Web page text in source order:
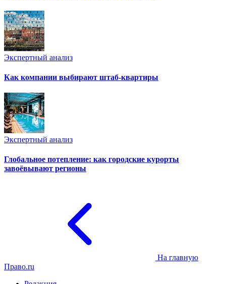
Экспертный анализ
Как компании выбирают штаб-квартиры
Экспертный анализ
Глобальное потепление: как городские курорты
завоёвывают регионы
На главную
Право.ru